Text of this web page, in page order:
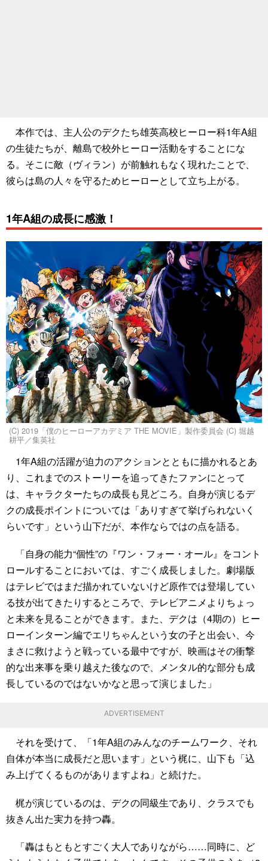
本作では、主人公のデクたち雄英高校ヒーロー科1年A組
の生徒たちが、離島で校外ヒーロー活動をすることにな
る。そこに敵（ヴィラン）が前触れもなく現れたことで、
彼らは島の人々を守るためヒーローとして立ち上がる。
1年A組の成長に感激！
(C) 2019「僕のヒーローアカデミア THE MOVIE」製作委員会 (C) 堀越
耕平／集英社
1年A組の活躍が迫力のアクションとともに描かれるとあ
り、これまでのストーリーを追ってきたファンにとって
は、キャラクターたちの成長も見どころ。自身が演じるデ
クの成長ポイントについては「ありすぎて挙げられないく
らいです」という山下だが、本作ならではの点を語る。
「自身の能力“個性”の『ワン・フォー・オール』をコント
ロールすることにおいては、すごく成長しました。劇場版
はテレビではまだ描かれていないけど原作では登場してい
る技が出てきたりするところで、テレビアニメよりちょっ
と未来を見ることができます。また、デクは（4期の）ヒー
ローインターン編でエリちゃんという女の子と出会い、今
まさに救けようと戦っている最中ですが、映画はその衝撃
的な出来事を乗り越えた後なので、メンタル的な部分も成
長しているのではないかなと思って演じました」
ADVERTISEMENT
それを受けて、「1年A組のみんなのチームワーク、それ
自体が本当に成長だと思います」という梶に、山下も「込
み上げてくるものがありますよね」と続けた。
梶が演じているのは、デクの同級生であり、クラスでも
抜きん出た実力を持つ轟。
「轟はもともとすごく大人でありながら……同時に、ど